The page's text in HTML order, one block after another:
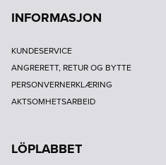
INFORMASJON
KUNDESERVICE
ANGRERETT, RETUR OG BYTTE
PERSONVERNERKLÆRING
AKTSOMHETSARBEID
LÖPLABBET